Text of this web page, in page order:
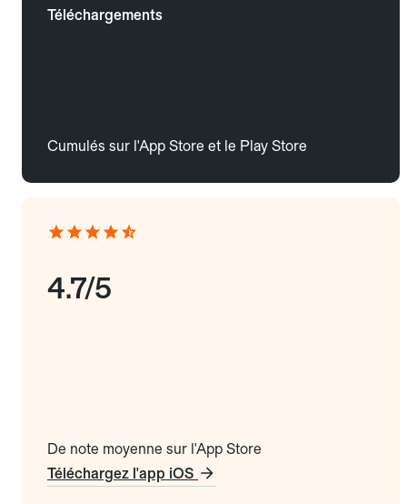
Téléchargements
Cumulés sur l'App Store et le Play Store
4.7/5
De note moyenne sur l'App Store
Téléchargez l'app iOS